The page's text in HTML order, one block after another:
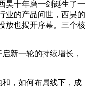
昊十年磨一剑诞生了一
业的产品问世，西昊的
放也揭开序幕。三个核
新一轮的持续增长，
，如何布局线下，成